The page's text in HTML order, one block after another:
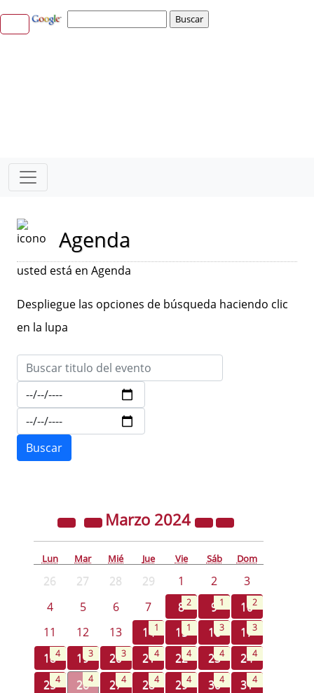
Agenda
usted está en Agenda
Despliegue las opciones de búsqueda haciendo clic
en la lupa
Marzo 2024
Lun Mar Mié Jue Vie Sáb Dom
26 27 28 29 1 2
3
4
5 6 7 82 9 1 102
11 12 13 141 151 163 173
184 193 203 214 224 234 244
254 264 274 284 294 304 314